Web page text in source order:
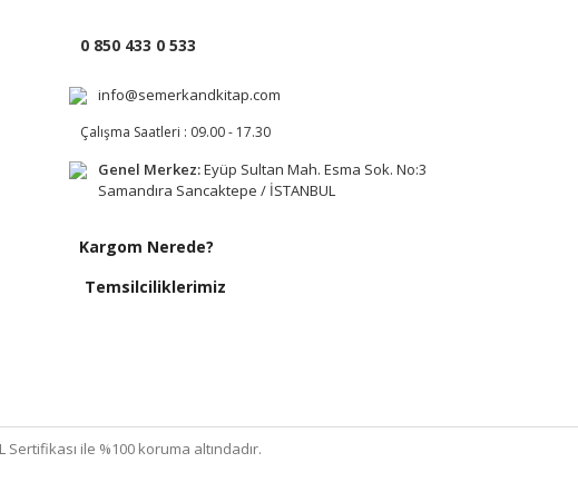
0 850 433 0 533
info@semerkandkitap.com
Çalışma Saatleri : 09.00 - 17.30
Genel Merkez:Eyüp Sultan Mah. Esma Sok. No:3
Samandıra Sancaktepe / İSTANBUL
Kargom Nerede?
Temsilciliklerimiz
Sertifikası ile %100 koruma altındadır.